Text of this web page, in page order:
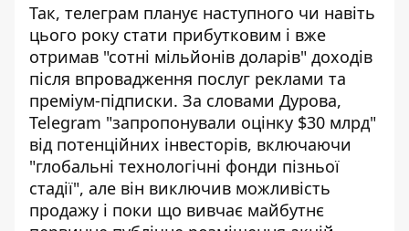
Так, телеграм планує наступного чи навіть
цього року стати прибутковим і вже
отримав "сотні мільйонів доларів" доходів
після впровадження послуг реклами та
преміум-підписки. За словами Дурова,
Telegram "запропонували оцінку $30 млрд"
від потенційних інвесторів, включаючи
"глобальні технологічні фонди пізньої
стадії", але він виключив можливість
продажу і поки що вивчає майбутнє